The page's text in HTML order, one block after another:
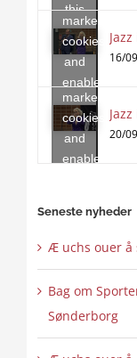
this
content
marketing
cookies
and
enable
this
content
16/
Click
to
accept
marketing
cookies
and
enable
20/
Seneste nyheder
Æ uchs ouer å
Bag om
Sønderborg